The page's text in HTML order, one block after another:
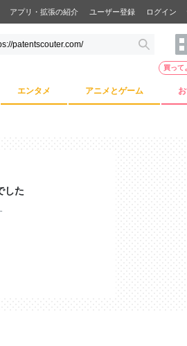
アプリ・拡張の紹介 ユーザー登録 ログイン
エンタメ アニメとゲーム
買って
した